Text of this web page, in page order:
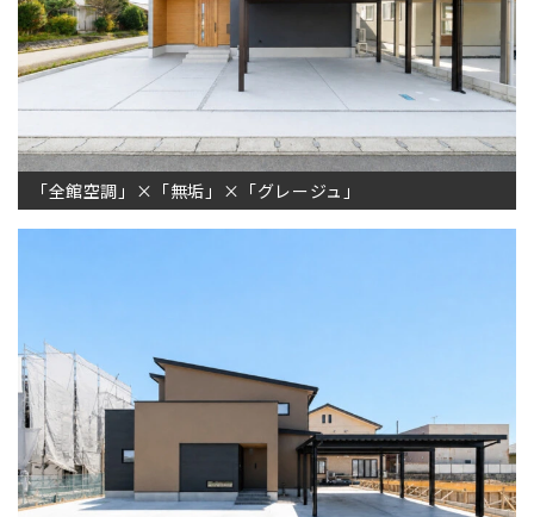
「全館空調」×「無垢」×「グレージュ」